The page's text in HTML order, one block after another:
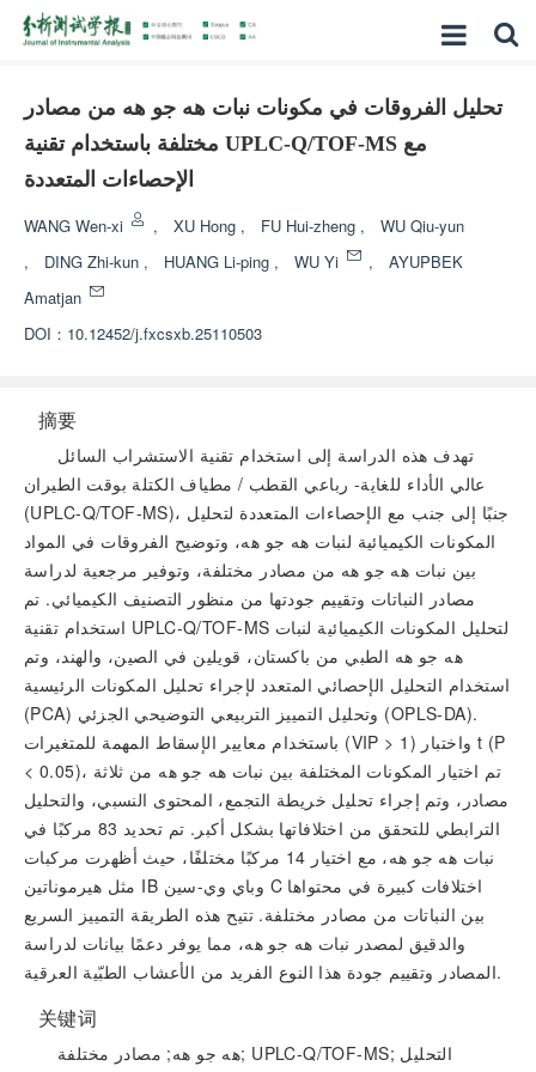
تحليل الفروقات في مكونات نبات هه جو هه من مصادر
مختلفة باستخدام تقنية UPLC-Q/TOF-MS مع
الإحصاءات المتعددة
WANG Wen-xi , XU Hong , FU Hui-zheng ,
WU Qiu-yun
,
DING Zhi-kun , HUANG Li-ping , WU Yi ,
AYUPBEK
Amatjan
DOI： 10.12452/j.fxcsxb.25110503
摘要
تهدف هذه الدراسة إلى استخدام تقنية الاستشراب السائل
عالي الأداء للغاية- رباعي القطب / مطياف الكتلة بوقت الطيران
(UPLC-Q/TOF-MS)، جنبًا إلى جنب مع الإحصاءات المتعددة لتحليل
المكونات الكيميائية لنبات هه جو هه، وتوضيح الفروقات في المواد
بين نبات هه جو هه من مصادر مختلفة، وتوفير مرجعية لدراسة
مصادر النباتات وتقييم جودتها من منظور التصنيف الكيميائي. تم
استخدام تقنية UPLC-Q/TOF-MS لتحليل المكونات الكيميائية لنبات
هه جو هه الطبي من باكستان، قويلين في الصين، والهند، وتم
استخدام التحليل الإحصائي المتعدد لإجراء تحليل المكونات الرئيسية
(PCA) وتحليل التمييز التربيعي التوضيحي الجزئي (OPLS-DA).
باستخدام معايير الإسقاط المهمة للمتغيرات (VIP > 1) واختبار t (P
< 0.05)، تم اختيار المكونات المختلفة بين نبات هه جو هه من ثلاثة
مصادر، وتم إجراء تحليل خريطة التجمع، المحتوى النسبي، والتحليل
الترابطي للتحقق من اختلافاتها بشكل أكبر. تم تحديد 83 مركبًا في
نبات هه جو هه، مع اختيار 14 مركبًا مختلفًا، حيث أظهرت مركبات
مثل هيرموناتين IB وباي وي-سين C اختلافات كبيرة في محتواها
بين النباتات من مصادر مختلفة. تتيح هذه الطريقة التمييز السريع
والدقيق لمصدر نبات هه جو هه، مما يوفر دعمًا بيانات لدراسة
المصادر وتقييم جودة هذا النوع الفريد من الأعشاب الطبّية العرقية.
关键词
هه جو هه; مصادر مختلفة; UPLC-Q/TOF-MS; التحليل